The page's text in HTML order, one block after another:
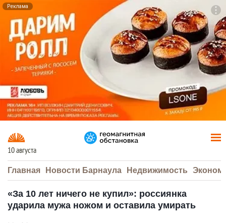
Реклама
10 августа
Главная Новости Барнаула Недвижимость
«За 10 лет ничего не купил»: россиянка
ударила мужа ножом и оставила умирать